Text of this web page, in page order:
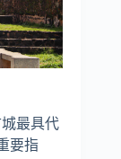
最具代
要指